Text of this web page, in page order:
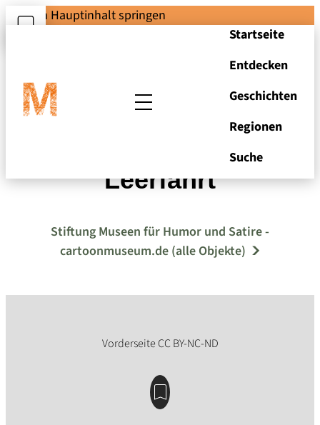
Zum Hauptinhalt springen
Startseite
Entdecken
Geschichten
Regionen
Suche
Louis Rauwolf -
Leerfahrt
Stiftung Museen für Humor und Satire -
cartoonmuseum.de (alle Objekte)